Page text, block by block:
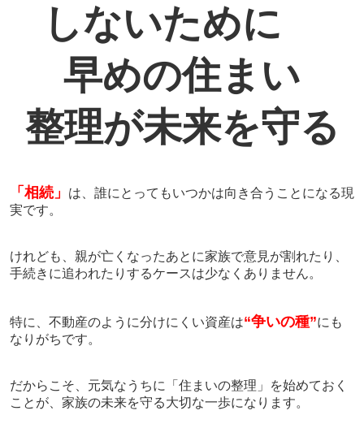
しないために
早めの住まい
整理が未来を守る
「相続」
は、誰にとってもいつかは向き合うことになる現
実です。
けれども、親が亡くなったあとに家族で意見が割れたり、
手続きに追われたりするケースは少なくありません。
特に、不動産のように分けにくい資産は“争いの種”にも
なりがちです。
だからこそ、元気なうちに「住まいの整理」を始めておく
ことが、家族の未来を守る大切な一歩になります。